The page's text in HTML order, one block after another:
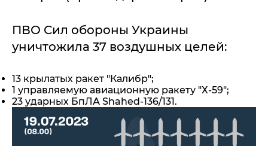
ПВО Сил обороны Украины
уничтожила 37 воздушных целей:
13 крылатых ракет "Калибр";
1 управляемую авиационную ракету "Х-59";
23 ударных БпЛА Shahed-136/131.